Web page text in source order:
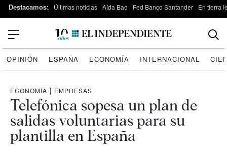
Destacamos: Últimas noticias Aída Bao Fed Banco Santander En tierra
OPINIÓN ESPAÑA ECONOMÍA INTERNACIONAL
ECONOMÍA | EMPRESAS
Telefónica sopesa un plan de
salidas voluntarias para su
plantilla en España